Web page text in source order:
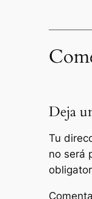
Deja
Tu
no será